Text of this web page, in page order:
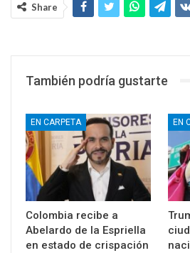
Share
También podría gustarte
EN CARPETA
Colombia recibe a
Abelardo de la Espriella
en estado de crispación
EN